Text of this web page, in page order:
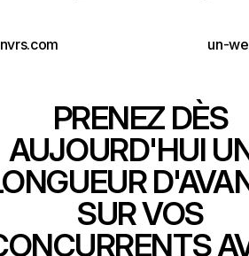
un-
PRENEZ DÈS
AUJOURD'HUI
SUR VOS